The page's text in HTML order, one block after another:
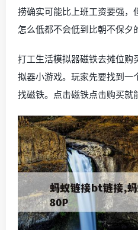
捞确实可能比上班工资要强，
怎么低都不会低到比朝不保夕
打工生活模拟器磁铁去摊位购
拟器小游戏。玩家先要找到一
找磁铁。点击磁铁点击购买就